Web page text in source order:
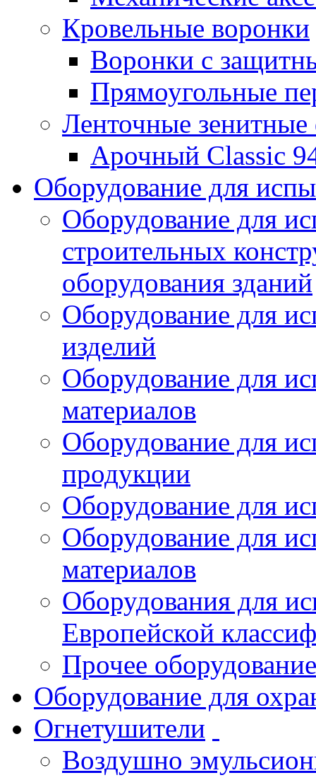
Кровельные воронки
Воронки с
Прямоугольные
Ленточные
Арочный Classic
Оборудование для
Оборудование для
строительных
оборудования зданий
Оборудование для
изделий
Оборудование для
материалов
Оборудование для
продукции
Оборудование для
Оборудование для
материалов
Оборудования для
Европейской
Прочее оборудование
Оборудование для
Огнетушители
Воздушно